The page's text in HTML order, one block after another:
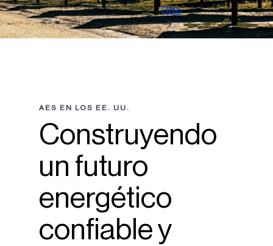
AES EN LOS EE. UU.
Construyendo
un futuro
energético
confiable y
Ohio